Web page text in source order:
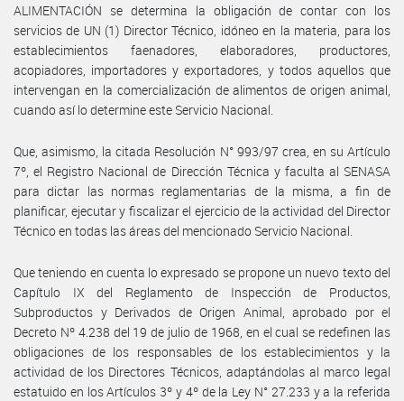
ALIMENTACIÓN se determina la obligación de contar con los
servicios de UN (1) Director Técnico, idóneo en la materia, para los
establecimientos faenadores, elaboradores, productores,
acopiadores, importadores y exportadores, y todos aquellos que
intervengan en la comercialización de alimentos de origen animal,
cuando así lo determine este Servicio Nacional.
Que, asimismo, la citada Resolución N° 993/97 crea, en su Artículo
7º, el Registro Nacional de Dirección Técnica y faculta al SENASA
para dictar las normas reglamentarias de la misma, a fin de
planificar, ejecutar y fiscalizar el ejercicio de la actividad del Director
Técnico en todas las áreas del mencionado Servicio Nacional.
Que teniendo en cuenta lo expresado se propone un nuevo texto del
Capítulo IX del Reglamento de Inspección de Productos,
Subproductos y Derivados de Origen Animal, aprobado por el
Decreto Nº 4.238 del 19 de julio de 1968, en el cual se redefinen las
obligaciones de los responsables de los establecimientos y la
actividad de los Directores Técnicos, adaptándolas al marco legal
estatuido en los Artículos 3º y 4º de la Ley N° 27.233 y a la referida